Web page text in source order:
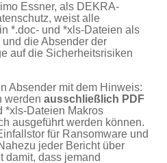
Essner, als DEKRA-
weist alle
*.doc- und *xls-Dateien als
die Absender der
auf die Sicherheitsrisiken
Absender mit dem Hinweis:
werden ausschließlich PDF
*xls-Dateien Makros
ausgeführt werden können.
für Ransomware und
jeder Bericht über
damit, dass jemand